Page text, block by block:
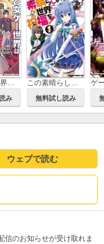
乙女ゲー世界はモブに厳しい世界です
み
この素晴らしい世界に祝福を！
無料試し読み
ウェブで読む
信のお知らせが受け取れま